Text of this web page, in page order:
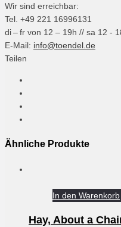
Wir sind erreichbar:
Tel. +49 221 16996131
di – fr von 12 – 19h // sa 12 -
E-Mail: info@toendel.de
Teilen
Ähnliche Produkte
In den Warenkorb
Hay, About a